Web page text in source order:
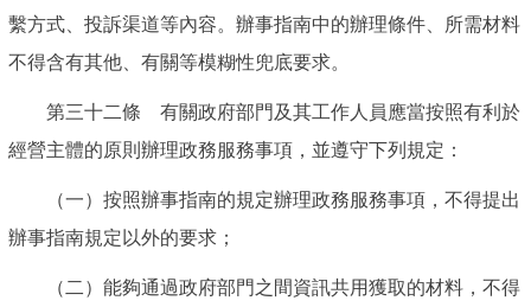
繫方式、投訴渠道等內容。辦事指南中的辦理條件、所需材料
不得含有其他、有關等模糊性兜底要求。
第三十二條 有關政府部門及其工作人員應當按照有利於
經營主體的原則辦理政務服務事項，並遵守下列規定：
（一）按照辦事指南的規定辦理政務服務事項，不得提出
辦事指南規定以外的要求；
（二）能夠通過政府部門之間資訊共用獲取的材料，不得